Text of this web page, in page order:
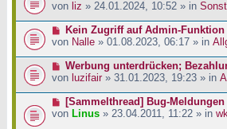
g
i
a
r
e
i
a
e
e
r
e
i
a
von liz » 24.01.2024, 10:52 » in
N
e
e
r
e
i
Kein Zugriff auf Admin-
von Nalle » 01.08.2023, 06:17 » in
N
e
e
r
Werbung unterdrücken;
von luzifair » 31.01.2023, 19:23 » in
N
e
[Sammelthread] Bug-Meldungen
von Linus » 23.04.2011, 11:22 » in